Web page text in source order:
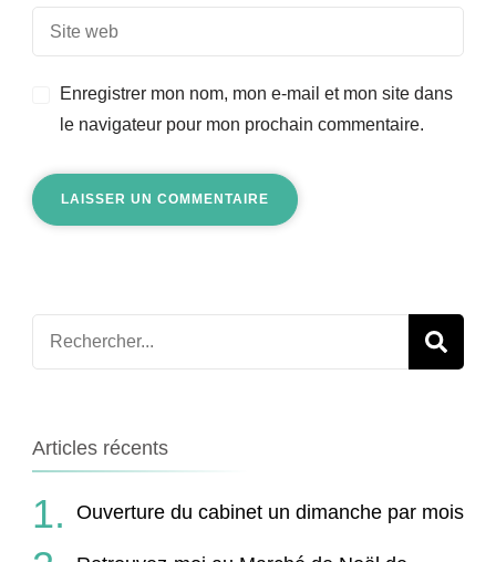
Enregistrer mon nom, mon e-mail et mon site dans
le navigateur pour mon prochain commentaire.
Recherche
pour
Articles récents
Ouverture du cabinet un dimanche par mois